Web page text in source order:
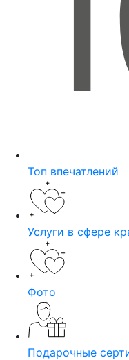
Топ впечатлений
Услуги в сфере
Фото
Подарочные